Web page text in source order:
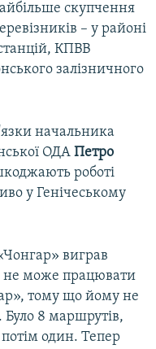
скупчення
– у районі
КПВВ
залізничного
начальника
ОДА Петро
роботі
у Генічеському
виграв
не може працювати
тому що йому не
8 маршрутів,
один. Тепер